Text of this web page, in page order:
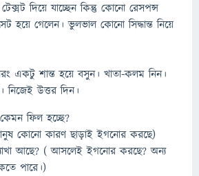
দিয়ে যাচ্ছেন কিন্তু কোনো রেসপন্স
হয়ে গেলেন। ভুলভাল কোনো সিদ্ধান্ত নিয়ে
একটু শান্ত হয়ে বসুন। খাতা-কলম নিন।
নিজেই উত্তর দিন।
ফিল হচ্ছে?
কোনো কারণ ছাড়াই ইগনোর করছে)
আছে? ( আসলেই ইগনোর করছে? অন্য
পারে।)